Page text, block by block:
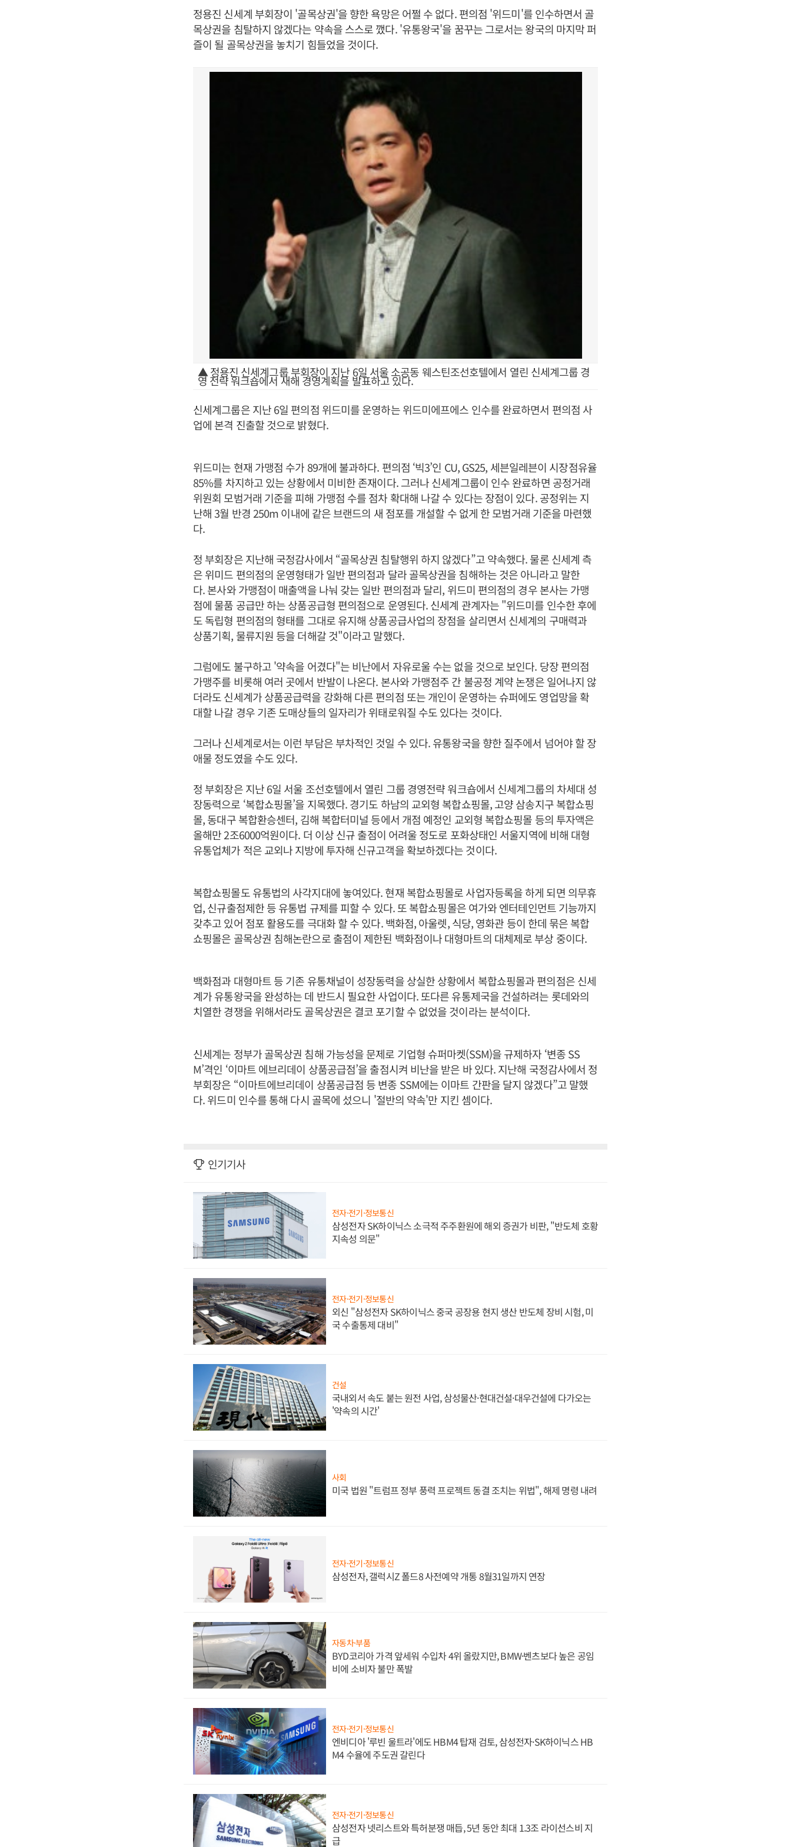
정용진 신세계 부회장이 '골목상권'을 향한 욕망은 어쩔 수 없다. 편의점 '위드미'를 인수하면서 골
목상권을 침탈하지 않겠다는 약속을 스스로 깼다. '유통왕국'을 꿈꾸는 그로서는 왕국의 마지막 퍼
즐이 될 골목상권을 놓치기 힘들었을 것이다.
▲ 정용진 신세계그룹 부회장이 지난 6일 서울 소공동 웨스틴조선호텔에서 열린 신세계그룹 경
영 전략 워크숍에서 새해 경영계획을 발표하고 있다.
신세계그룹은 지난 6일 편의점 위드미를 운영하는 위드미에프에스 인수를 완료하면서 편의점 사
업에 본격 진출할 것으로 밝혔다.
위드미는 현재 가맹점 수가 89개에 불과하다. 편의점 ‘빅3’인 CU, GS25, 세븐일레븐이 시장점유율
85%를 차지하고 있는 상황에서 미비한 존재이다. 그러나 신세계그룹이 인수 완료하면 공정거래
위원회 모범거래 기준을 피해 가맹점 수를 점차 확대해 나갈 수 있다는 장점이 있다. 공정위는 지
난해 3월 반경 250m 이내에 같은 브랜드의 새 점포를 개설할 수 없게 한 모범거래 기준을 마련했
다.
정 부회장은 지난해 국정감사에서 “골목상권 침탈행위 하지 않겠다”고 약속했다. 물론 신세계 측
은 위미드 편의점의 운영형태가 일반 편의점과 달라 골목상권을 침해하는 것은 아니라고 말한
다. 본사와 가맹점이 매출액을 나눠 갖는 일반 편의점과 달리, 위드미 편의점의 경우 본사는 가맹
점에 물품 공급만 하는 상품공급형 편의점으로 운영된다. 신세계 관계자는 "위드미를 인수한 후에
도 독립형 편의점의 형태를 그대로 유지해 상품공급사업의 장점을 살리면서 신세계의 구매력과
상품기획, 물류지원 등을 더해갈 것"이라고 말했다.
그럼에도 불구하고 '약속을 어겼다"는 비난에서 자유로울 수는 없을 것으로 보인다. 당장 편의점
가맹주를 비롯해 여러 곳에서 반발이 나온다. 본사와 가맹점주 간 불공정 계약 논쟁은 일어나지 않
더라도 신세계가 상품공급력을 강화해 다른 편의점 또는 개인이 운영하는 슈퍼에도 영업망을 확
대할 나갈 경우 기존 도매상들의 일자리가 위태로워질 수도 있다는 것이다.
그러나 신세계로서는 이런 부담은 부차적인 것일 수 있다. 유통왕국을 향한 질주에서 넘어야 할 장
애물 정도였을 수도 있다.
정 부회장은 지난 6일 서울 조선호텔에서 열린 그룹 경영전략 워크숍에서 신세계그룹의 차세대 성
장동력으로 ‘복합쇼핑몰’을 지목했다. 경기도 하남의 교외형 복합쇼핑몰, 고양 삼송지구 복합쇼핑
몰, 동대구 복합환승센터, 김해 복합터미널 등에서 개점 예정인 교외형 복합쇼핑몰 등의 투자액은
올해만 2조6000억원이다. 더 이상 신규 출점이 어려울 정도로 포화상태인 서울지역에 비해 대형
유통업체가 적은 교외나 지방에 투자해 신규고객을 확보하겠다는 것이다.
복합쇼핑몰도 유통법의 사각지대에 놓여있다. 현재 복합쇼핑몰로 사업자등록을 하게 되면 의무휴
업, 신규출점제한 등 유통법 규제를 피할 수 있다. 또 복합쇼핑몰은 여가와 엔터테인먼트 기능까지
갖추고 있어 점포 활용도를 극대화 할 수 있다. 백화점, 아울렛, 식당, 영화관 등이 한데 묶은 복합
쇼핑몰은 골목상권 침해논란으로 출점이 제한된 백화점이나 대형마트의 대체제로 부상 중이다.
백화점과 대형마트 등 기존 유통채널이 성장동력을 상실한 상황에서 복합쇼핑몰과 편의점은 신세
계가 유통왕국을 완성하는 데 반드시 필요한 사업이다. 또다른 유통제국을 건설하려는 롯데와의
치열한 경쟁을 위해서라도 골목상권은 결코 포기할 수 없었을 것이라는 분석이다.
신세계는 정부가 골목상권 침해 가능성을 문제로 기업형 슈퍼마켓(SSM)을 규제하자 ‘변종 SS
M’격인 ‘이마트 에브리데이 상품공급점’을 출점시켜 비난을 받은 바 있다. 지난해 국정감사에서 정
부회장은 “이마트에브리데이 상품공급점 등 변종 SSM에는 이마트 간판을 달지 않겠다”고 말했
다. 위드미 인수를 통해 다시 골목에 섰으니 '절반의 약속'만 지킨 셈이다.
인기기사
전자·전기·정보통신
삼성전자 SK하이닉스 소극적 주주환원에 해외 증권가 비판, "반도체 호황
지속성 의문"
전자·전기·정보통신
외신 "삼성전자 SK하이닉스 중국 공장용 현지 생산 반도체 장비 시험, 미
국 수출통제 대비"
건설
국내외서 속도 붙는 원전 사업, 삼성물산·현대건설·대우건설에 다가오는
'약속의 시간'
사회
미국 법원 "트럼프 정부 풍력 프로젝트 동결 조치는 위법", 해제 명령 내려
전자·전기·정보통신
삼성전자, 갤럭시Z 폴드8 사전예약 개통 8월31일까지 연장
자동차·부품
BYD코리아 가격 앞세워 수입차 4위 올랐지만, BMW·벤츠보다 높은 공임
비에 소비자 불만 폭발
전자·전기·정보통신
엔비디아 '루빈 울트라'에도 HBM4 탑재 검토, 삼성전자·SK하이닉스 HB
M4 수율에 주도권 갈린다
전자·전기·정보통신
삼성전자 넷리스트와 특허분쟁 매듭, 5년 동안 최대 1.3조 라이선스비 지
급